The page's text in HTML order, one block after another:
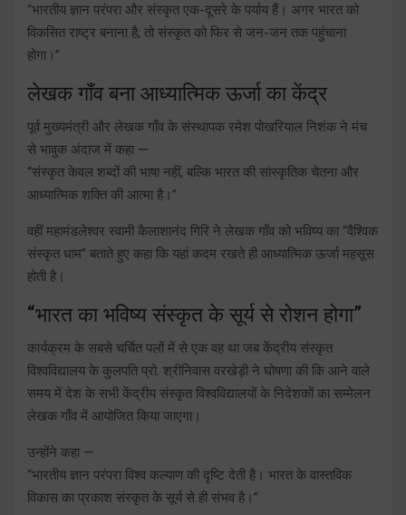
“भारतीय ज्ञान परंपरा और संस्कृत एक-दूसरे के पर्याय हैं। अगर भारत को
विकसित राष्ट्र बनाना है, तो संस्कृत को फिर से जन-जन तक पहुंचाना
होगा।”
लेखक गाँव बना आध्यात्मिक ऊर्जा का केंद्र
पूर्व मुख्यमंत्री और लेखक गाँव के संस्थापक रमेश पोखरियाल निशंक ने मंच
से भावुक अंदाज में कहा —
“संस्कृत केवल शब्दों की भाषा नहीं, बल्कि भारत की सांस्कृतिक चेतना और
आध्यात्मिक शक्ति की आत्मा है।”
वहीं महामंडलेश्वर स्वामी कैलाशानंद गिरि ने लेखक गाँव को भविष्य का “वैश्विक
संस्कृत धाम” बताते हुए कहा कि यहां कदम रखते ही आध्यात्मिक ऊर्जा महसूस
होती है।
“भारत का भविष्य संस्कृत के सूर्य से रोशन होगा”
कार्यक्रम के सबसे चर्चित पलों में से एक वह था जब केंद्रीय संस्कृत
विश्वविद्यालय के कुलपति प्रो. श्रीनिवास वरखेड़ी ने घोषणा की कि आने वाले
समय में देश के सभी केंद्रीय संस्कृत विश्वविद्यालयों के निदेशकों का सम्मेलन
लेखक गाँव में आयोजित किया जाएगा।
उन्होंने कहा —
“भारतीय ज्ञान परंपरा विश्व कल्याण की दृष्टि देती है। भारत के वास्तविक
विकास का प्रकाश संस्कृत के सूर्य से ही संभव है।”